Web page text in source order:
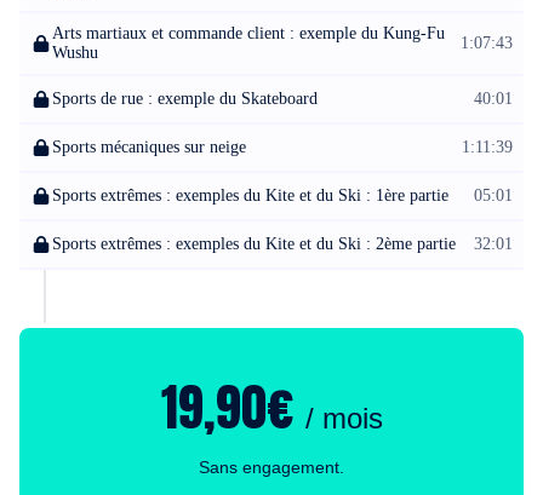
Arts martiaux et commande client : exemple du Kung-Fu
Wushu
1:07:43
Sports de rue : exemple du Skateboard 40:01
Sports mécaniques sur neige 1:11:39
Sports extrêmes : exemples du Kite et du Ski : 1ère partie 05:01
Sports extrêmes : exemples du Kite et du Ski : 2ème partie 32:01
19,90€ / mois
Sans engagement.